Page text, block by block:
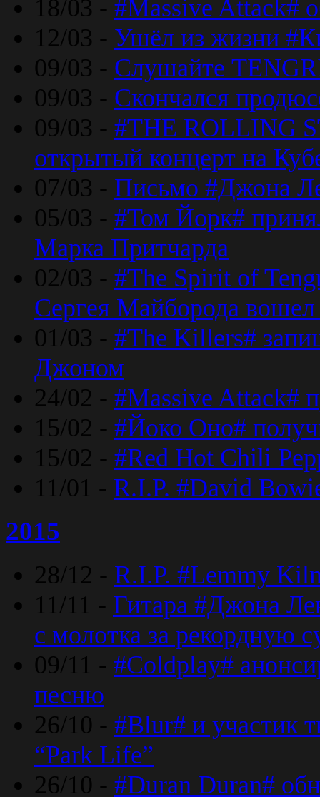
18/03 - #Massive Attack#
12/03 - Ушёл из жизни
09/03 - Слушайте
09/03 - Скончался
09/03 - #THE ROLLING
открытый концерт на
07/03 - Письмо #Джона
05/03 - #Том Йорк#
Марка Притчарда
02/03 - #The Spirit of
Сергея Майборода
01/03 - #The Killers#
Джоном
24/02 - #Massive Attack#
15/02 - #Йоко Оно#
15/02 - #Red Hot Chili
11/01 - R.I.P. #David
2015
28/12 - R.I.P. #Lemmy
11/11 - Гитара #Джона
с молотка за рекордную
09/11 - #Coldplay#
песню
26/10 - #Blur# и участик
“Park Life”
26/10 - #Duran Duran#